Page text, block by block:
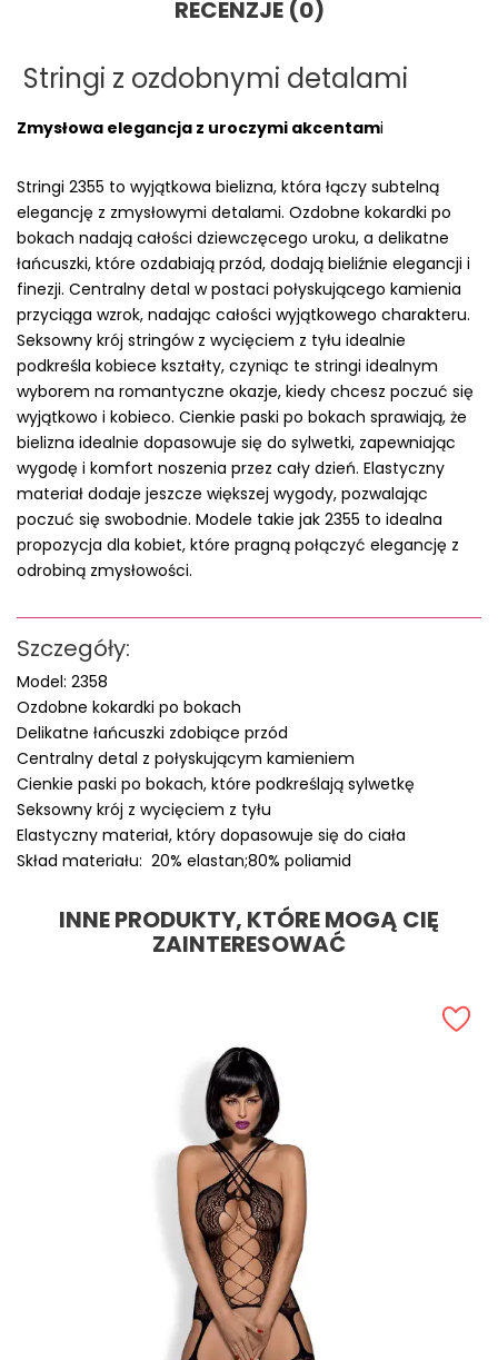
RECENZJE (0)
Stringi z ozdobnymi detalami
Zmysłowa elegancja z uroczymi akcentami
Stringi 2355 to wyjątkowa bielizna, która łączy subtelną
elegancję z zmysłowymi detalami. Ozdobne kokardki po
bokach nadają całości dziewczęcego uroku, a delikatne
łańcuszki, które ozdabiają przód, dodają bieliźnie elegancji i
finezji. Centralny detal w postaci połyskującego kamienia
przyciąga wzrok, nadając całości wyjątkowego charakteru.
Seksowny krój stringów z wycięciem z tyłu idealnie
podkreśla kobiece kształty, czyniąc te stringi idealnym
wyborem na romantyczne okazje, kiedy chcesz poczuć się
wyjątkowo i kobieco. Cienkie paski po bokach sprawiają, że
bielizna idealnie dopasowuje się do sylwetki, zapewniając
wygodę i komfort noszenia przez cały dzień. Elastyczny
materiał dodaje jeszcze większej wygody, pozwalając
poczuć się swobodnie. Modele takie jak 2355 to idealna
propozycja dla kobiet, które pragną połączyć elegancję z
odrobiną zmysłowości.
Szczegóły:
Model: 2358
Ozdobne kokardki po bokach
Delikatne łańcuszki zdobiące przód
Centralny detal z połyskującym kamieniem
Cienkie paski po bokach, które podkreślają sylwetkę
Seksowny krój z wycięciem z tyłu
Elastyczny materiał, który dopasowuje się do ciała
Skład materiału: 20% elastan;80% poliamid
INNE PRODUKTY, KTÓRE MOGĄ CIĘ
ZAINTERESOWAĆ